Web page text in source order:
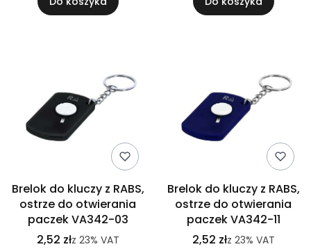
Brelok do kluczy z RABS,
ostrze do otwierania
paczek VA342-03
2,52 złz 23% VAT
Brelok do kluczy z RABS,
ostrze do otwierania
paczek VA342-11
2,52 złz 23% VAT